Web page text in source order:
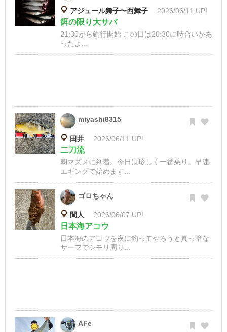
アジュール舞子〜西舞子 2026/06/11 UP!
餌の限り大サバ
21:30から釣行開始 この日は20:30に時合いがあ
ったよ...
miyashi8315
田井 2026/06/11 UP!
二刀流
朝マズメに到着。今日は珍しく一番乗り。早速
エギングで始めます...
ゴロちゃん
間人 2026/06/07 UP!
日本海アコウ
日本海のアコウを夜に釣ってやろうと真っ暗な
サーフでシモリ周り...
AFe